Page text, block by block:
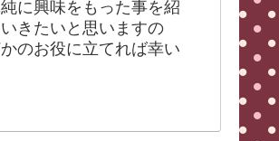
に興味をもった事を紹
きたいと思いますの
のお役に立てれば幸い